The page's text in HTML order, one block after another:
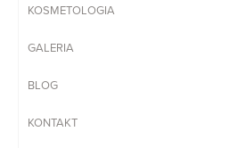
KOSMETOLOGIA
GALERIA
BLOG
KONTAKT